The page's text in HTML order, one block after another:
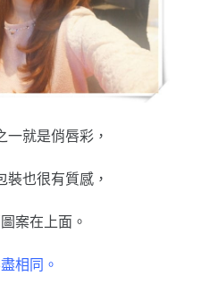
一就是俏唇彩，
裝也很有質感，
案在上面。
相同。